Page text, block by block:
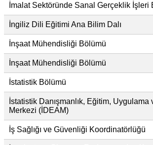
İmalat Sektöründe Sanal Gerçeklik İşleri
İngiliz Dili Eğitimi Ana Bilim Dalı
İnşaat Mühendisliği Bölümü
İnşaat Mühendisliği Bölümü
İstatistik Bölümü
İstatistik Danışmanlık, Eğitim, Uygulama
Merkezi (İDEAM)
İş Sağlığı ve Güvenliği Koordinatörlüğü